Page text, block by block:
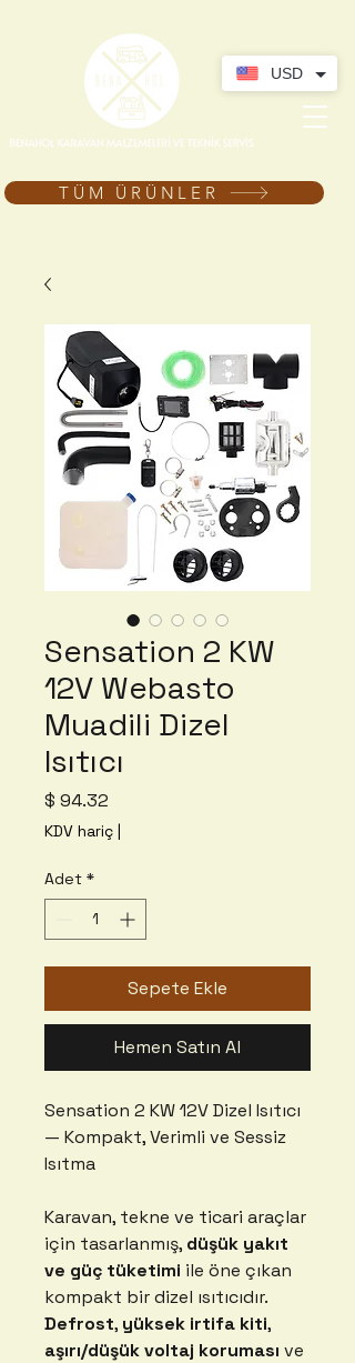
TÜM ÜRÜNLER
Sensation 2 KW
12V Webasto
Muadili Dizel
Isıtıcı
$ 94.32
KDV hariç |
Adet *
Sepete Ekle
Hemen Satın Al
Sensation 2 KW 12V Dizel Isıtıcı
— Kompakt, Verimli ve Sessiz
Isıtma
Karavan, tekne ve ticari araçlar
için tasarlanmış, düşük yakıt
ve güç tüketimi ile öne çıkan
kompakt bir dizel ısıtıcıdır.
Defrost, yüksek irtifa kiti,
aşırı/düşük voltaj koruması ve
USD